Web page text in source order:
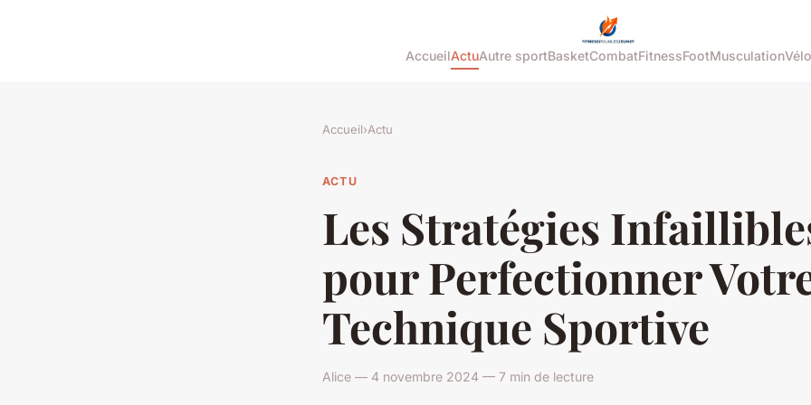
AccueilActuAutre sportBasketCombatFitnessFootMusculationVélo
Accueil›Actu
ACTU
Les Stratégies
pour Perfectionner
Technique Sportive
Alice — 4 novembre 2024 — 7 min de lecture